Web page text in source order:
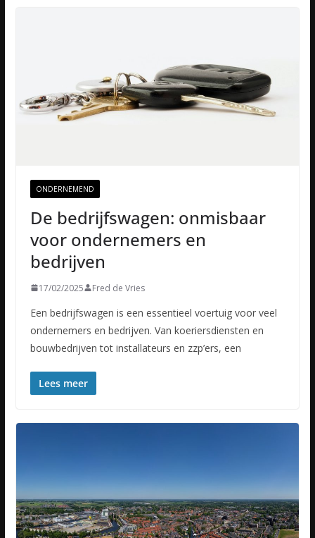
ONDERNEMEND
De bedrijfswagen: onmisbaar
voor ondernemers en
bedrijven
17/02/2025 Fred de Vries
Een bedrijfswagen is een essentieel voertuig voor veel
ondernemers en bedrijven. Van koeriersdiensten en
bouwbedrijven tot installateurs en zzp’ers, een
Lees meer